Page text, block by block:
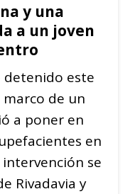
y una
a un joven
detenido este
de un
a poner en
en
se
Rivadavia y